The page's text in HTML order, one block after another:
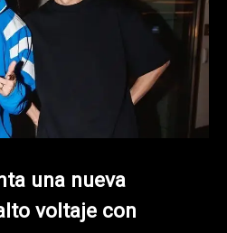
una nueva
voltaje con